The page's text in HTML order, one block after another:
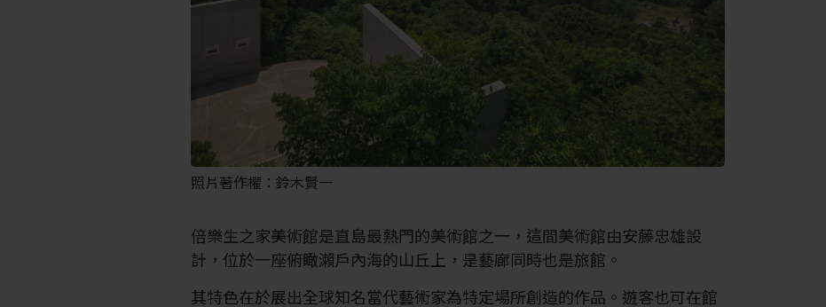
照片著作權：鈴木賢一
倍樂生之家美術館是直島最熱門的美術館之一，這間美術館由安藤忠雄設
計，位於一座俯瞰瀨戶內海的山丘上，是藝廊同時也是旅館。
其特色在於展出全球知名當代藝術家為特定場所創造的作品。遊客也可在館